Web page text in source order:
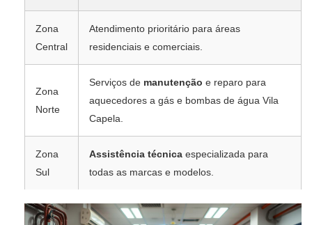
Zona
Central
Atendimento prioritário para áreas
residenciais e comerciais.
Zona
Norte
Serviços de manutenção e reparo para
aquecedores a gás e bombas de água Vila
Capela.
Zona
Sul
Assistência técnica especializada para
todas as marcas e modelos.